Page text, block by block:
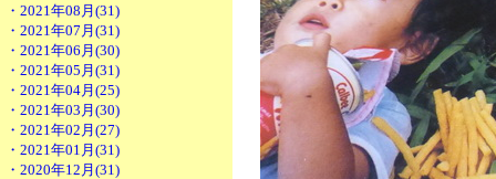
・2021年08月(31)
・2021年07月(31)
・2021年06月(30)
・2021年05月(31)
・2021年04月(25)
・2021年03月(30)
・2021年02月(27)
・2021年01月(31)
・2020年12月(31)